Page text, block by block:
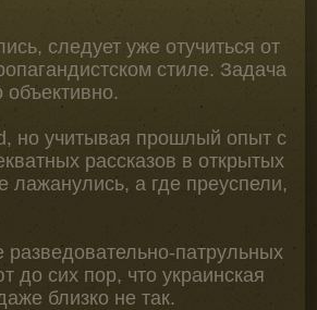
следует уже отучиться от
стиле. Задача
но учитывая прошлый опыт с
рассказов в открытых
лажанулись, а где преуспели,
патрульных
до сих пор, что украинская
близко не так.